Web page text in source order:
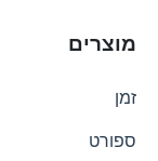
מוצרים
זמן
ספורט